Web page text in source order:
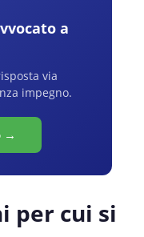
a
via
impegno.
→
per cui si